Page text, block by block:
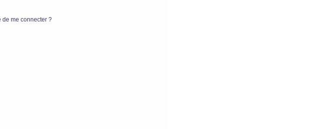
de me connecter ?